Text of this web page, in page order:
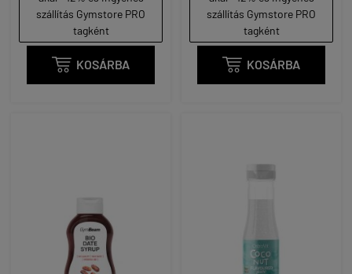
szállítás Gymstore PRO
tagként
 KOSÁRBA
szállítás Gymstore PRO
tagként
 KOSÁRBA